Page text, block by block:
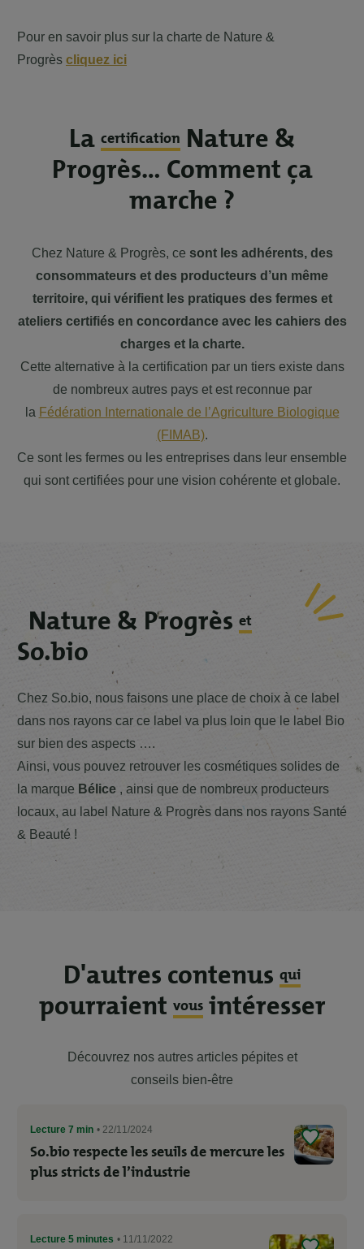
Pour en savoir plus sur la charte de Nature &
Progrès cliquez ici
La certificationNature &
Progrès… Comment ça
marche ?
Chez Nature & Progrès, ce sont les adhérents, des
consommateurs et des producteurs d’un même
territoire, qui vérifient les pratiques des fermes et
ateliers certifiés en concordance avec les cahiers des
charges et la charte.
Cette alternative à la certification par un tiers existe dans
de nombreux autres pays et est reconnue par
la Fédération Internationale de l’Agriculture Biologique
(FIMAB).
Ce sont les fermes ou les entreprises dans leur ensemble
qui sont certifiées pour une vision cohérente et globale.
Nature & Progrès et
So.bio
Chez So.bio, nous faisons une place de choix à ce label
dans nos rayons car ce label va plus loin que le label Bio
sur bien des aspects ….
Ainsi, vous pouvez retrouver les cosmétiques solides de
la marque Bélice , ainsi que de nombreux producteurs
locaux, au label Nature & Progrès dans nos rayons Santé
& Beauté !
D'autres contenus qui
pourraient vousintéresser
Découvrez nos autres articles pépites et
conseils bien-être
Lecture 7 min • 22/11/2024
So.bio respecte les seuils de mercure les
plus stricts de l’industrie
Lecture 5 minutes • 11/11/2022